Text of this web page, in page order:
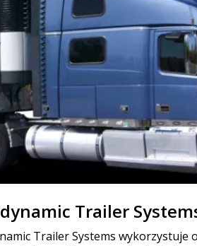
Trailer
Trailer Systems